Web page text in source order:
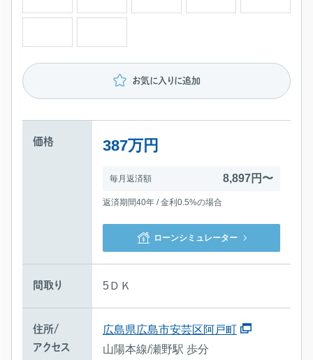
お気に入りに追加
価格 387万円
毎月返済額 8,897円〜
返済期間40年 / 金利0.5%の場合
ローンシミュレーター
間取り 5ＤＫ
住所/
アクセス
広島県広島市安芸区阿戸町
山陽本線/瀬野駅 歩分